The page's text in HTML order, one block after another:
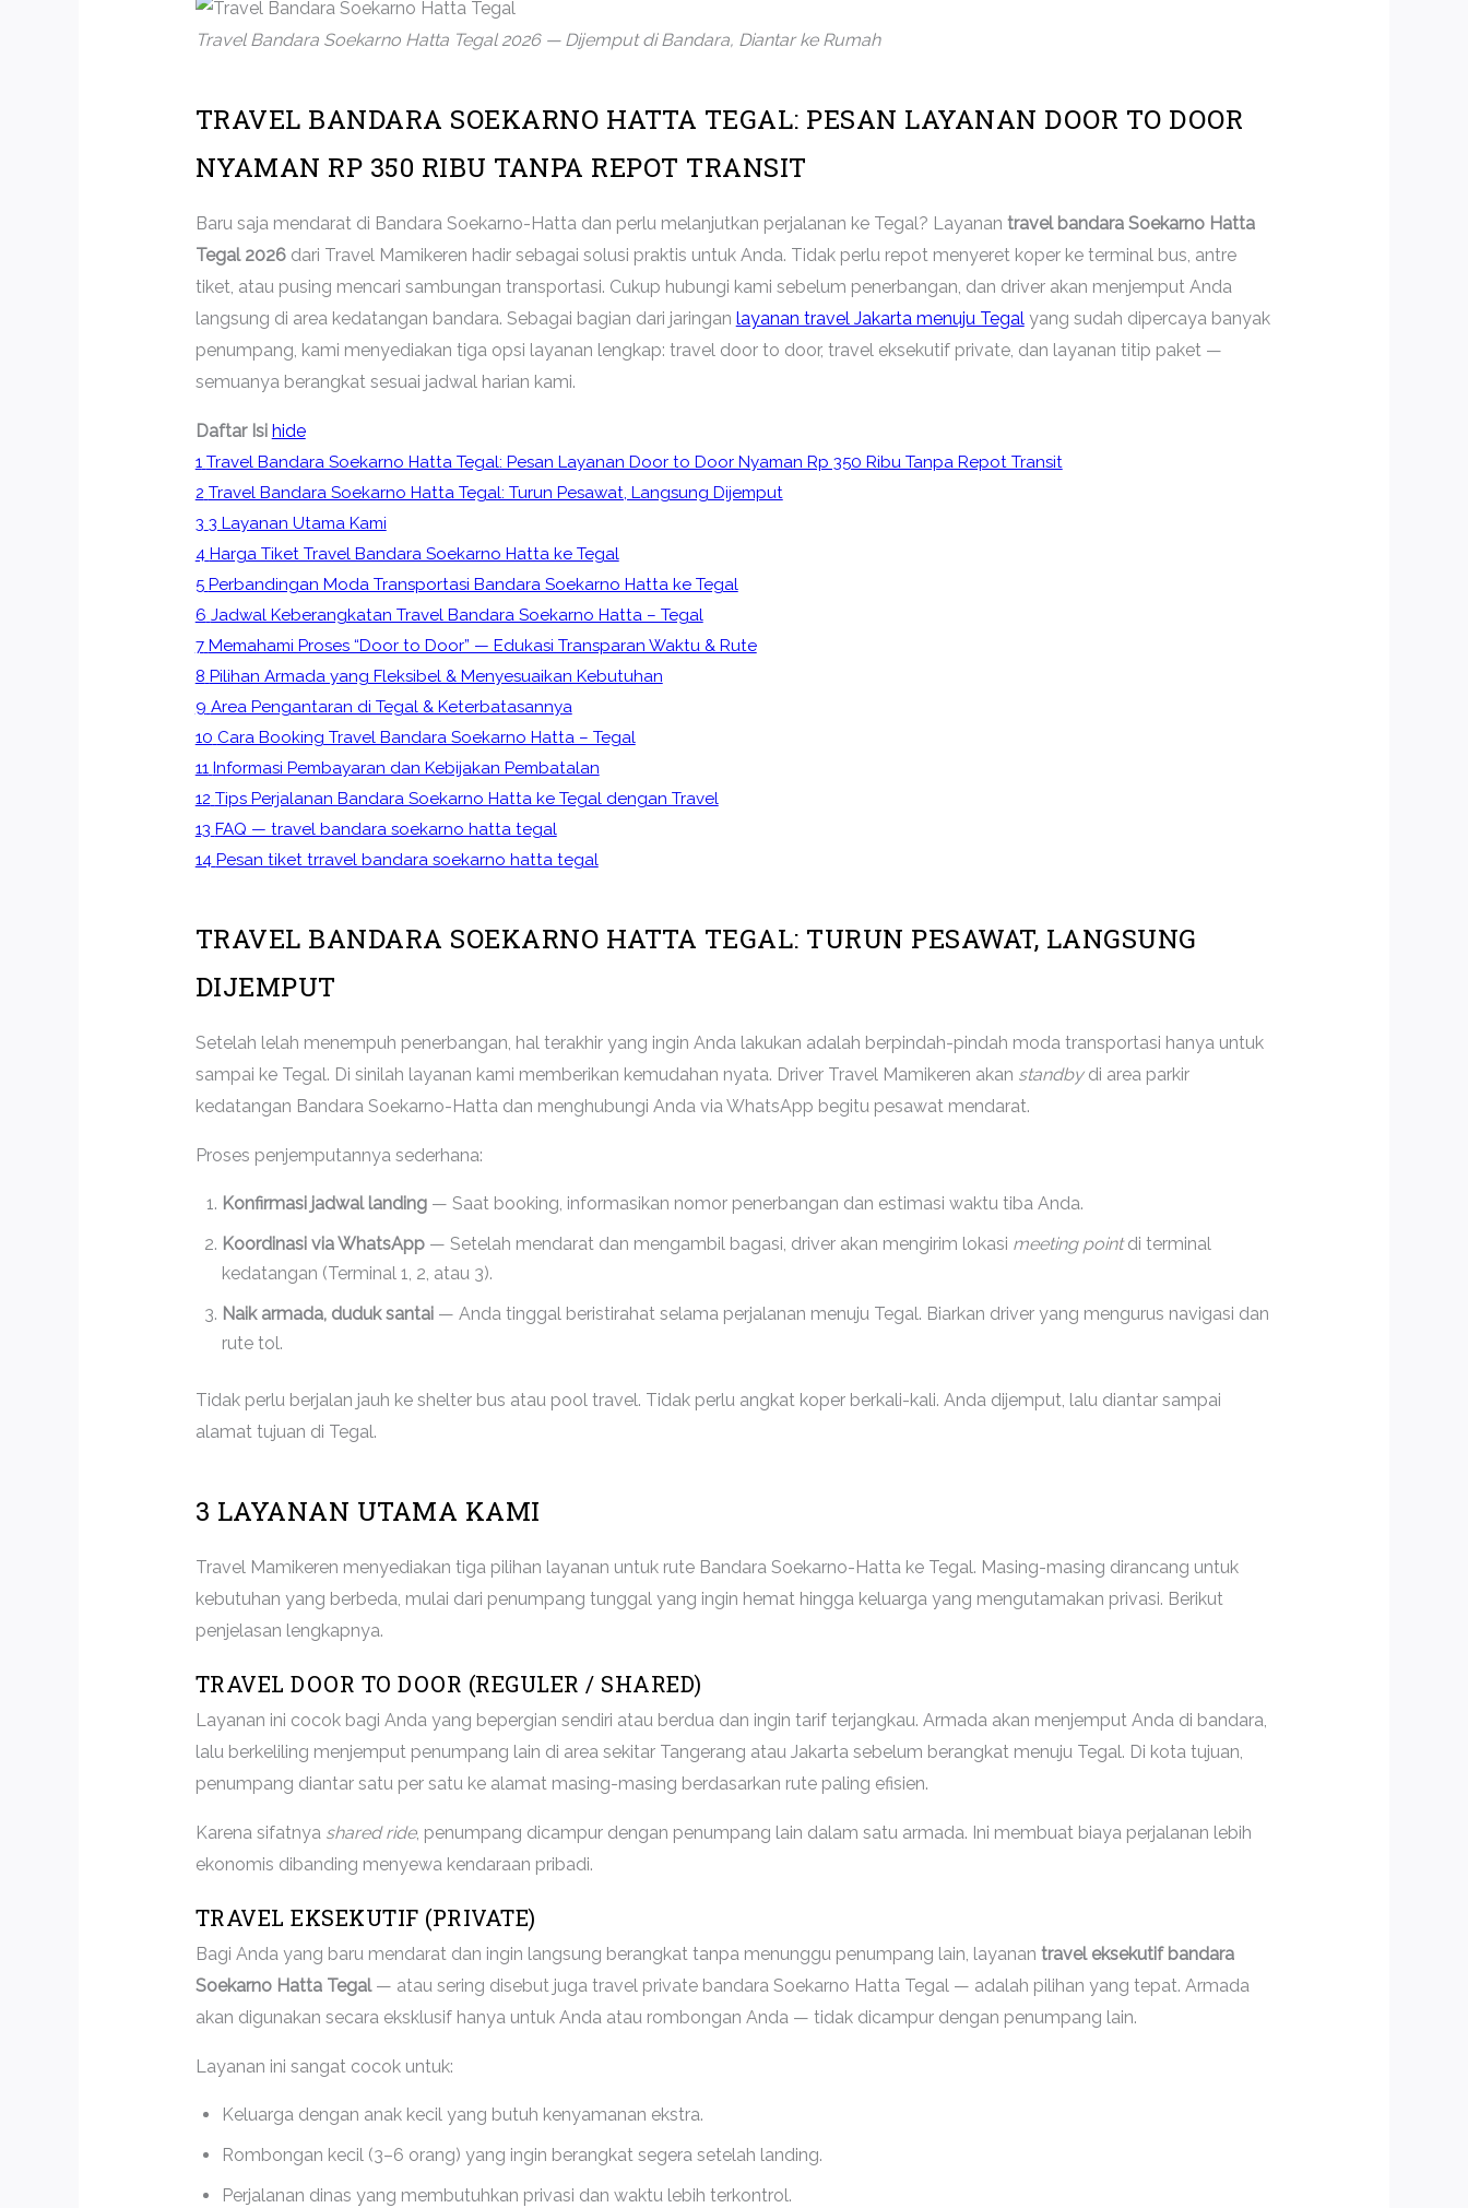
Travel Bandara Soekarno Hatta Tegal 2026 — Dijemput di Bandara, Diantar ke Rumah
TRAVEL BANDARA SOEKARNO HATTA TEGAL: PESAN LAYANAN DOOR TO DOOR
NYAMAN RP 350 RIBU TANPA REPOT TRANSIT
Baru saja mendarat di Bandara Soekarno-Hatta dan perlu melanjutkan perjalanan ke Tegal? Layanan travel bandara Soekarno Hatta
Tegal 2026dari Travel Mamikeren hadir sebagai solusi praktis untuk Anda. Tidak perlu repot menyeret koper ke terminal bus, antre
tiket, atau pusing mencari sambungan transportasi. Cukup hubungi kami sebelum penerbangan, dan driver akan menjemput Anda
langsung di area kedatangan bandara. Sebagai bagian dari jaringan layanan travel Jakarta menuju Tegalyang sudah dipercaya banyak
penumpang, kami menyediakan tiga opsi layanan lengkap: travel door to door, travel eksekutif private, dan layanan titip paket —
semuanya berangkat sesuai jadwal harian kami.
Daftar Isi hide
1 Travel Bandara Soekarno Hatta Tegal: Pesan Layanan Door to Door Nyaman Rp 350 Ribu Tanpa Repot Transit
2 Travel Bandara Soekarno Hatta Tegal: Turun Pesawat, Langsung Dijemput
3 3 Layanan Utama Kami
4 Harga Tiket Travel Bandara Soekarno Hatta ke Tegal
5 Perbandingan Moda Transportasi Bandara Soekarno Hatta ke Tegal
6 Jadwal Keberangkatan Travel Bandara Soekarno Hatta – Tegal
7 Memahami Proses “Door to Door” — Edukasi Transparan Waktu & Rute
8 Pilihan Armada yang Fleksibel & Menyesuaikan Kebutuhan
9 Area Pengantaran di Tegal & Keterbatasannya
10 Cara Booking Travel Bandara Soekarno Hatta – Tegal
11 Informasi Pembayaran dan Kebijakan Pembatalan
12 Tips Perjalanan Bandara Soekarno Hatta ke Tegal dengan Travel
13 FAQ — travel bandara soekarno hatta tegal
14 Pesan tiket trravel bandara soekarno hatta tegal
TRAVEL BANDARA SOEKARNO HATTA TEGAL: TURUN PESAWAT, LANGSUNG
DIJEMPUT
Setelah lelah menempuh penerbangan, hal terakhir yang ingin Anda lakukan adalah berpindah-pindah moda transportasi hanya untuk
sampai ke Tegal. Di sinilah layanan kami memberikan kemudahan nyata. Driver Travel Mamikeren akan standbydi area parkir
kedatangan Bandara Soekarno-Hatta dan menghubungi Anda via WhatsApp begitu pesawat mendarat.
Proses penjemputannya sederhana:
Konfirmasi jadwal landing— Saat booking, informasikan nomor penerbangan dan estimasi waktu tiba Anda.
Koordinasi via WhatsApp— Setelah mendarat dan mengambil bagasi, driver akan mengirim lokasi meeting pointdi terminal
kedatangan (Terminal 1, 2, atau 3).
Naik armada, duduk santai— Anda tinggal beristirahat selama perjalanan menuju Tegal. Biarkan driver yang mengurus navigasi dan
rute tol.
Tidak perlu berjalan jauh ke shelter bus atau pool travel. Tidak perlu angkat koper berkali-kali. Anda dijemput, lalu diantar sampai
alamat tujuan di Tegal.
3 LAYANAN UTAMA KAMI
Travel Mamikeren menyediakan tiga pilihan layanan untuk rute Bandara Soekarno-Hatta ke Tegal. Masing-masing dirancang untuk
kebutuhan yang berbeda, mulai dari penumpang tunggal yang ingin hemat hingga keluarga yang mengutamakan privasi. Berikut
penjelasan lengkapnya.
TRAVEL DOOR TO DOOR (REGULER / SHARED)
Layanan ini cocok bagi Anda yang bepergian sendiri atau berdua dan ingin tarif terjangkau. Armada akan menjemput Anda di bandara,
lalu berkeliling menjemput penumpang lain di area sekitar Tangerang atau Jakarta sebelum berangkat menuju Tegal. Di kota tujuan,
penumpang diantar satu per satu ke alamat masing-masing berdasarkan rute paling efisien.
Karena sifatnya shared ride, penumpang dicampur dengan penumpang lain dalam satu armada. Ini membuat biaya perjalanan lebih
ekonomis dibanding menyewa kendaraan pribadi.
TRAVEL EKSEKUTIF (PRIVATE)
Bagi Anda yang baru mendarat dan ingin langsung berangkat tanpa menunggu penumpang lain, layanan travel eksekutif bandara
Soekarno Hatta Tegal— atau sering disebut juga travel private bandara Soekarno Hatta Tegal — adalah pilihan yang tepat. Armada
akan digunakan secara eksklusif hanya untuk Anda atau rombongan Anda — tidak dicampur dengan penumpang lain.
Layanan ini sangat cocok untuk:
Keluarga dengan anak kecil yang butuh kenyamanan ekstra.
Rombongan kecil (3–6 orang) yang ingin berangkat segera setelah landing.
Perjalanan dinas yang membutuhkan privasi dan waktu lebih terkontrol.